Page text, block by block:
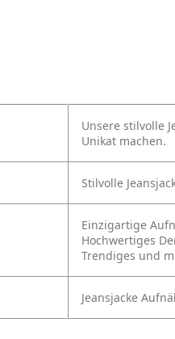
Unsere stilvolle
Unikat machen.
Stilvolle
Einzigartige
Hochwertiges
Trendiges und
Jeansjacke